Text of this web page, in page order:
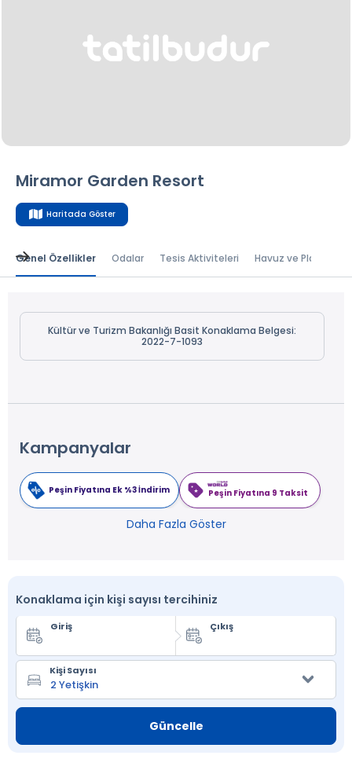
Miramor Garden Resort
Haritada Göster
Genel Özellikler Odalar Tesis Aktiviteleri Havuz ve Plaj
Kültür ve Turizm Bakanlığı Basit Konaklama Belgesi:
2022-7-1093
Kampanyalar
Peşin Fiyatına Ek %3 İndirim Peşin Fiyatına 9 Taksit
Daha Fazla Göster
Konaklama için kişi sayısı tercihiniz
Giriş Çıkış
Kişi Sayısı
Güncelle